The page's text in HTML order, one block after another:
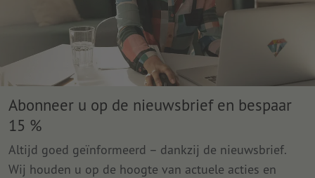
Abonneer u op de nieuwsbrief en bespaar
15 %
Altijd goed geïnformeerd – dankzij de nieuwsbrief.
Wij houden u op de hoogte van actuele acties en